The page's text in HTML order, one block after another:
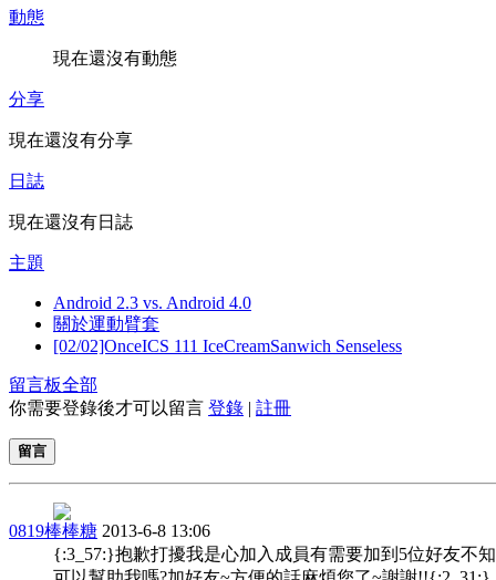
動態
現在還沒有動態
分享
現在還沒有分享
日誌
現在還沒有日誌
主題
Android 2.3 vs. Android 4.0
關於運動臂套
[02/02]OnceICS 111 IceCreamSanwich Senseless
留言板全部
你需要登錄後才可以留言 登錄 | 註冊
留言
0819棒棒糖 2013-6-8 13:06
{:3_57:}抱歉打擾我是心加入成員有需要加到5位好友不